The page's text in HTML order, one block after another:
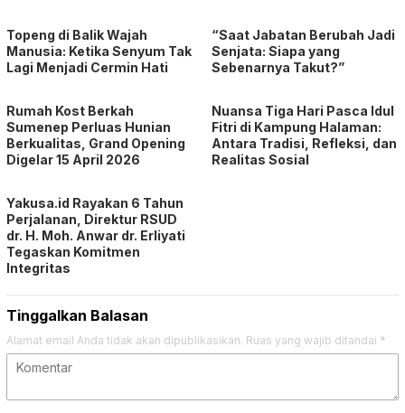
Topeng di Balik Wajah
Manusia: Ketika Senyum Tak
Lagi Menjadi Cermin Hati
“Saat Jabatan Berubah Jadi
Senjata: Siapa yang
Sebenarnya Takut?”
Rumah Kost Berkah
Sumenep Perluas Hunian
Berkualitas, Grand Opening
Digelar 15 April 2026
Nuansa Tiga Hari Pasca Idul
Fitri di Kampung Halaman:
Antara Tradisi, Refleksi, dan
Realitas Sosial
Yakusa.id Rayakan 6 Tahun
Perjalanan, Direktur RSUD
dr. H. Moh. Anwar dr. Erliyati
Tegaskan Komitmen
Integritas
Tinggalkan Balasan
Alamat email Anda tidak akan dipublikasikan. Ruas yang wajib ditandai *